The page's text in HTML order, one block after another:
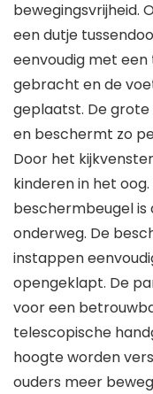
bewegingsvrijheid.
een dutje
eenvoudig met
gebracht en de
geplaatst. De
en beschermt zo
Door het
kinderen in het
beschermbeugel is
onderweg. De
instappen
opengeklapt. De
voor een
telescopische
hoogte worden
ouders meer